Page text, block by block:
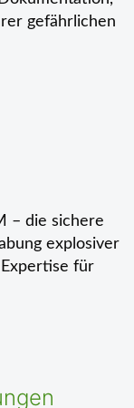
gefährlichen
– die sichere
explosiver
für